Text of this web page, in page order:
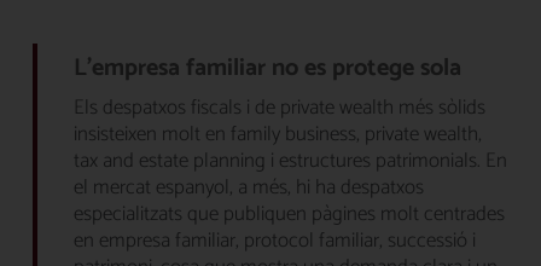
L’empresa familiar no es protege sola
Els despatxos fiscals i de private wealth més sòlids
insisteixen molt en family business, private wealth,
tax and estate planning i estructures patrimonials. En
el mercat espanyol, a més, hi ha despatxos
especialitzats que publiquen pàgines molt centrades
en empresa familiar, protocol familiar, successió i